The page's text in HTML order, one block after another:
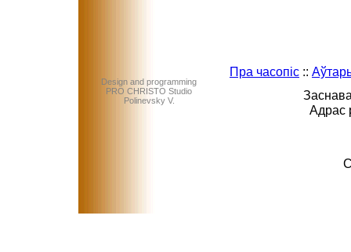
Design and programming
PRO CHRISTO Studio
Polinevsky V.
Пра часопіс ::
Адрас